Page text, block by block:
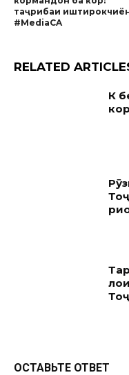
таҷрибаи
#MediaCA
RELATED
Кӣ
ОСТАВЬТЕ ОТВЕТ